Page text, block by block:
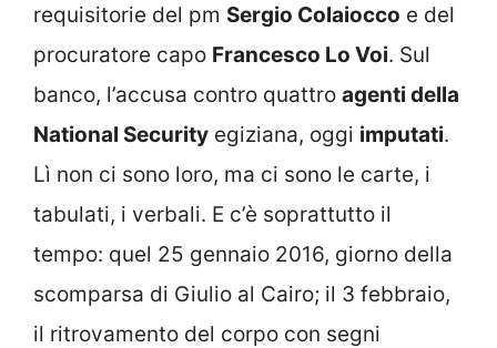
requisitorie del pm Sergio Colaiocco e del
procuratore capo Francesco Lo Voi. Sul
banco, l’accusa contro quattro agenti della
National Security egiziana, oggi imputati.
Lì non ci sono loro, ma ci sono le carte, i
tabulati, i verbali. E c’è soprattutto il
tempo: quel 25 gennaio 2016, giorno della
scomparsa di Giulio al Cairo; il 3 febbraio,
il ritrovamento del corpo con segni